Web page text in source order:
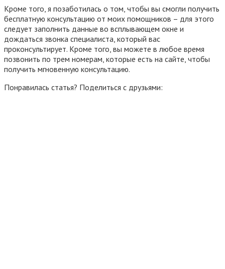
Кроме того, я позаботилась о том, чтобы вы смогли получить
бесплатную консультацию от моих помощников – для этого
следует заполнить данные во всплывающем окне и
дождаться звонка специалиста, который вас
проконсультирует. Кроме того, вы можете в любое время
позвонить по трем номерам, которые есть на сайте, чтобы
получить мгновенную консультацию.
Понравилась статья? Поделиться с друзьями: